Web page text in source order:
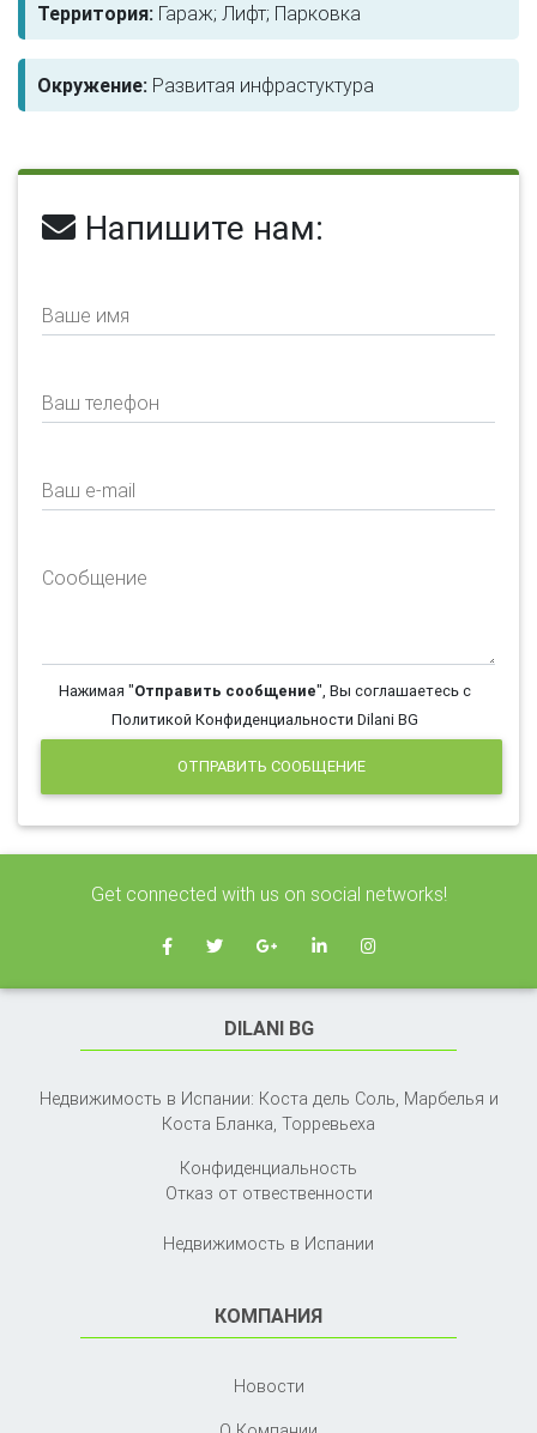
Территория: Гараж; Лифт; Парковка
Окружение: Развитая инфрастуктура
Напишите нам:
Ваше имя
Ваш телефон
Ваш e-mail
Сообщение
Нажимая "Отправить сообщение", Вы соглашаетесь с
Политикой Конфиденциальности Dilani BG
ОТПРАВИТЬ СООБЩЕНИЕ
Get connected with us on social networks!
DILANI BG
Недвижимость в Испании: Коста дель Соль, Марбелья и
Коста Бланка, Торревьеха
Конфиденциальность
Отказ от отвественности
Недвижимость в Испании
КОМПАНИЯ
Новости